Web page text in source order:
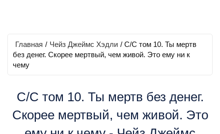
Главная / Чейз Джеймс Хэдли / С/С том 10. Ты мертв
без денег. Скорее мертвый, чем живой. Это ему ни к
чему
С/С том 10. Ты мертв без денег.
Скорее мертвый, чем живой. Это